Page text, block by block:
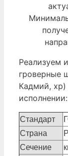
Реализуем
гроверные
Кадмий,
Стандарт
Страна
Сечение